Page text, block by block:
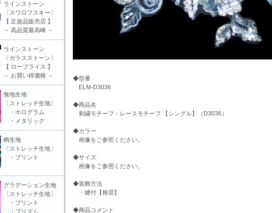
◆型番
ELM-D3036
◆商品名
刺繍モチーフ・レースモチーフ 【シングル】（D3036）
◆カラー
画像をご参照ください。
◆サイズ
画像をご参照ください。
◆装飾方法
・縫付【推奨】
◆商品コメント
ラインストーン
〔スワロフスキー〕
【 正規品販売店 】
－ 高品質最高峰 －
ラインストーン
〔ガラスストーン〕
【 ロープライス 】
－ お買い得価格 －
無地生地
〔ストレッチ生地〕
・ホログラム
・メタリック
柄生地
〔ストレッチ生地〕
・プリント
グラデーション生地
〔ストレッチ生地〕
・プリント
・プリズム